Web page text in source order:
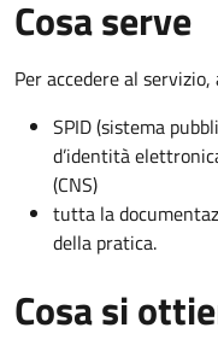
Cosa serve
Per accedere al
SPID (sistema
d’identità
(CNS)
tutta la
della pratica.
Cosa si